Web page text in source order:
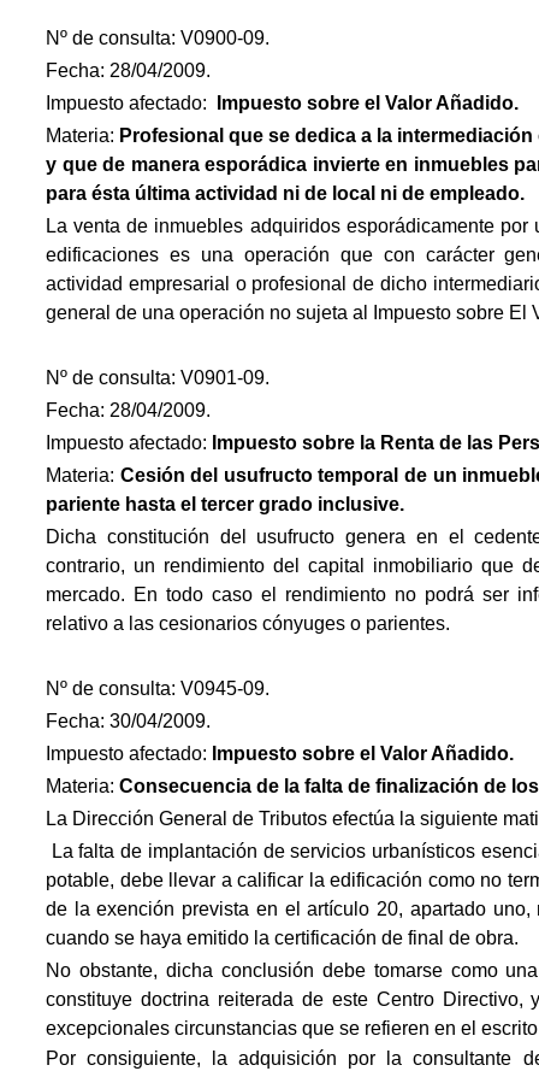
Nº de consulta: V0900-09.
Fecha: 28/04/2009.
Impuesto afectado:
Impuesto sobre el Valor Añadido.
Materia: Profesional que se dedica a la
y que de manera esporádica invierte en inmuebles
para ésta última actividad ni de local ni de empleado.
La venta de inmuebles adquiridos esporádicamente
edificaciones es una operación que con carácter
actividad empresarial o profesional de dicho
general de una operación no sujeta al Impuesto sobre El
Nº de consulta: V0901-09.
Fecha: 28/04/2009.
Impuesto afectado: Impuesto sobre la Renta de las
Materia: Cesión del usufructo temporal de un
pariente hasta el tercer grado inclusive.
Dicha constitución del usufructo genera en el
contrario, un rendimiento del capital inmobiliario que
mercado. En todo caso el rendimiento no podrá ser
relativo a las cesionarios cónyuges o parientes.
Nº de consulta: V0945-09.
Fecha: 30/04/2009.
Impuesto afectado: Impuesto sobre el Valor Añadido.
Materia: Consecuencia de la falta de finalización de
La Dirección General de Tributos efectúa la siguiente
 La falta de implantación de servicios urbanísticos
potable, debe llevar a calificar la edificación como no
de la exención prevista en el artículo 20, apartado
cuando se haya emitido la certificación de final de obra.
No obstante, dicha conclusión debe tomarse como
constituye doctrina reiterada de este Centro
excepcionales circunstancias que se refieren en el
Por consiguiente, la adquisición por la consultante